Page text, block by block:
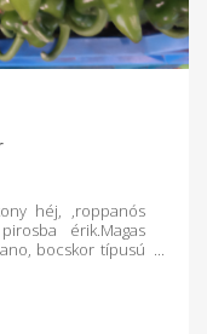
héj, ,roppanós
érik.Magas
bocskor típusú